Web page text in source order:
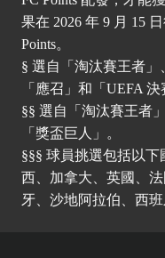
果在 2026 年 9 月 15
Points。
§ 選自「淘汰賽王者」
「應召」和「UEFA 決
§§ 選自「淘汰賽王者
「獎盃巨人」。
§§§ 球員挑選包括以
西、加拿大、英國、
牙、沙地阿拉伯、西班